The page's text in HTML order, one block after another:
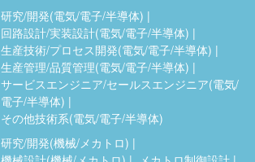
研究/開発(電気/電子/半導体)
回路設計/実装設計(電気/電子/半導体)
生産技術/プロセス開発(電気/電子/半導体)
生産管理/品質管理(電気/電子/半導体)
サービスエンジニア/セールスエンジニア(電気/
電子/半導体)
その他技術系(電気/電子/半導体)
研究/開発(機械/メカトロ)